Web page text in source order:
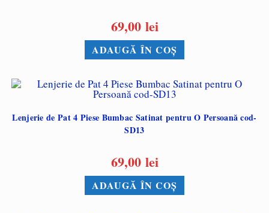
69,00 lei
ADAUGĂ ÎN COȘ
Lenjerie de Pat 4 Piese Bumbac Satinat pentru O Persoană cod-
SD13
69,00 lei
ADAUGĂ ÎN COȘ